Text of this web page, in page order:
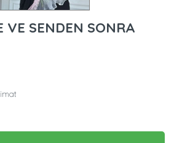
VE SENDEN SONRA